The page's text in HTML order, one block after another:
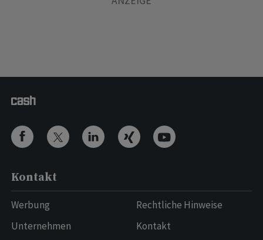
Kontakt
Werbung
Unternehmen
Rechtliche Hinweise
Kontakt